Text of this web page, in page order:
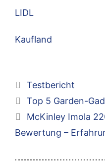
LIDL
Kaufland
Kategorien
Testbericht
Top 5 Garden-
McKinley Imola
Bewertung –